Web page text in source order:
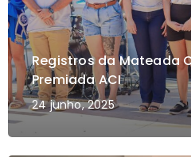
Registros da Mateada
Premiada ACI
24 junho, 2025